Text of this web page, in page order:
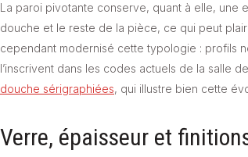
La paroi pivotante conserve, quant à elle, une
douche et le reste de la pièce, ce qui peut
cependant modernisé cette typologie : profils
l’inscrivent dans les codes actuels de la salle
douche sérigraphiées, qui illustre bien cette
Verre, épaisseur et